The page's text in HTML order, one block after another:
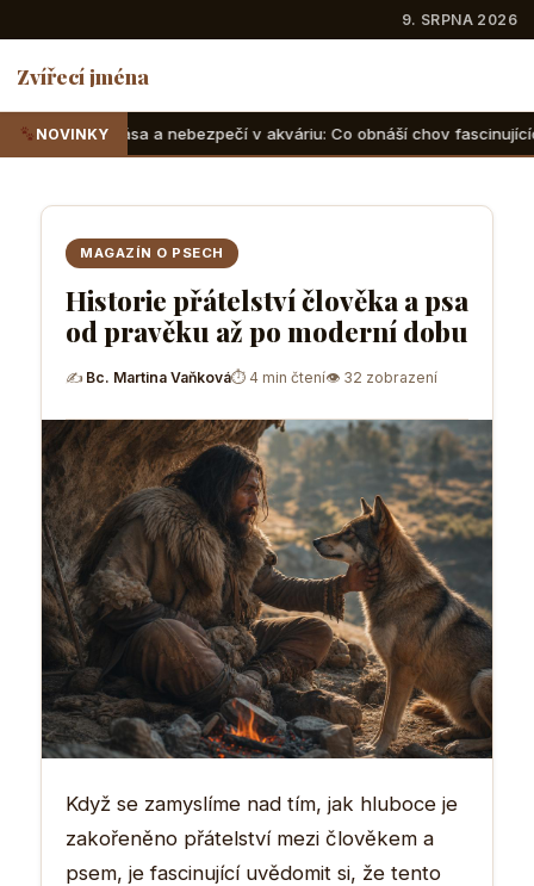
9. SRPNA 2026
Zvířecí jména
NOVINKYv akváriu: Co obnáší chov fascinujících korálových útesů a
MAGAZÍN O PSECH
Historie přátelství člověka a psa
od pravěku až po moderní dobu
✍ Bc. Martina Vaňková⏱ 4 min čtení👁 32 zobrazení
Když se zamyslíme nad tím, jak hluboce je
zakořeněno přátelství mezi člověkem a
psem, je fascinující uvědomit si, že tento